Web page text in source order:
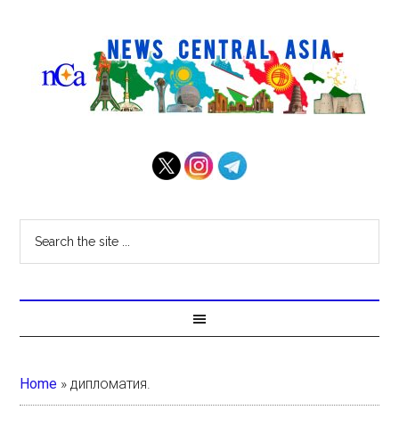
Home »дипломатия.